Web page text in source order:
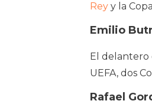
Rey y la
Emilio
El delantero
UEFA, dos
Rafael